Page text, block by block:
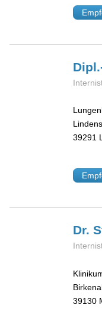
39291
Dr.
39130